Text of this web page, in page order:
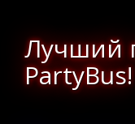
Лучший
PartyBus!